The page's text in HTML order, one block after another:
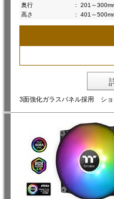
奥行
:
201～
高さ
: 401～
3面強化ガラスパネル採用 ショ